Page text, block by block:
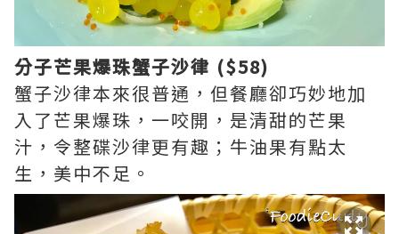
分子芒果爆珠蟹子沙律 ($58)
蟹子沙律本來很普通，但餐廳卻巧妙地加
入了芒果爆珠，一咬開，是清甜的芒果
汁，令整碟沙律更有趣；牛油果有點太
生，美中不足。